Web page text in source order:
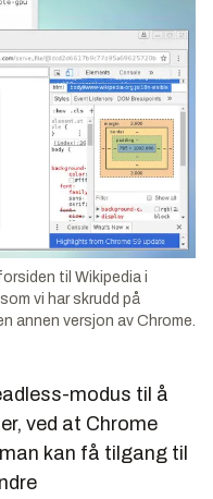
til Wikipedia i
vi har skrudd på
annen versjon av Chrome.
modus til å
ved at Chrome
kan få tilgang til